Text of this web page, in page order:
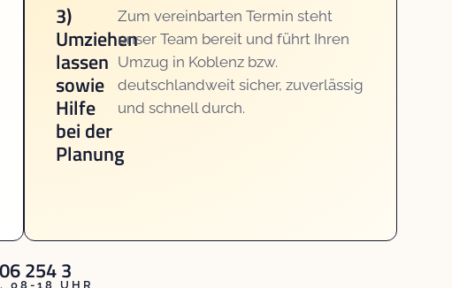
3)
Umziehen
lassen
sowie
Hilfe
bei der
Planung
Zum vereinbarten Termin steht
unser Team bereit und führt Ihren
Umzug in Koblenz bzw.
deutschlandweit sicher, zuverlässig
und schnell durch.
254 3
08-18 UHR